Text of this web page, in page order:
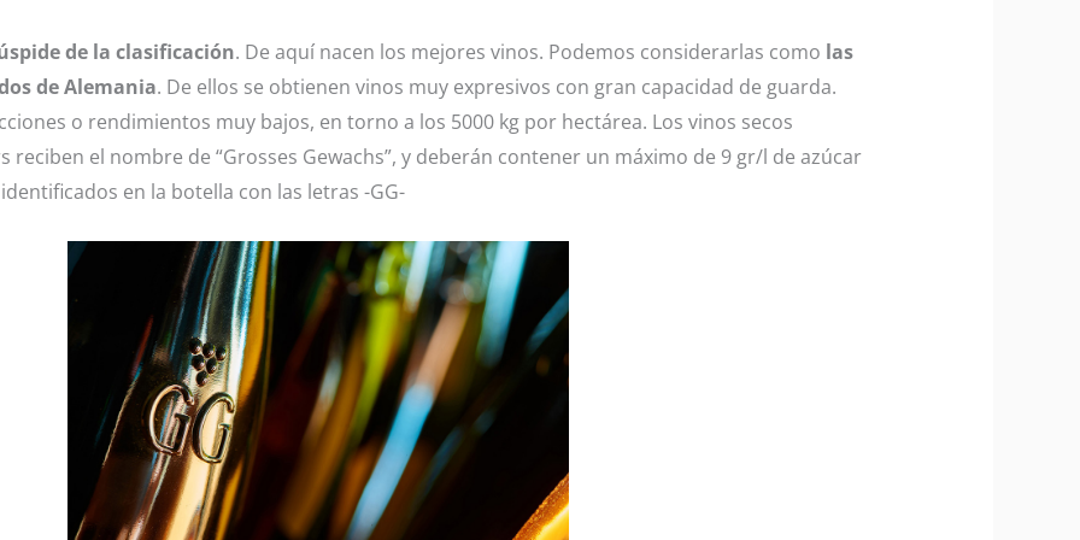
de la clasificación. De aquí nacen los mejores vinos. Podemos considerarlas como las
de Alemania. De ellos se obtienen vinos muy expresivos con gran capacidad de guarda.
o rendimientos muy bajos, en torno a los 5000 kg por hectárea. Los vinos secos
el nombre de “Grosses Gewachs”, y deberán contener un máximo de 9 gr/l de azúcar
en la botella con las letras -GG-